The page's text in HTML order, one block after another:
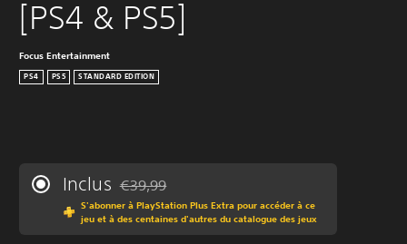
[PS4 & PS5]
Focus Entertainment
PS4 PS5 STANDARD EDITION
Inclus Remise par rapport au prix d'origine de €39,99
€39,99
S'abonner à PlayStation Plus Extra pour accéder à ce
jeu et à des centaines d'autres du catalogue des jeux